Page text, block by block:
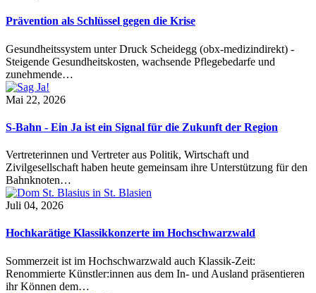
Prävention als Schlüssel gegen die Krise
Gesundheitssystem unter Druck Scheidegg (obx-medizindirekt) -
Steigende Gesundheitskosten, wachsende Pflegebedarfe und
zunehmende…
Mai 22, 2026
S-Bahn - Ein Ja ist ein Signal für die Zukunft der Region
Vertreterinnen und Vertreter aus Politik, Wirtschaft und
Zivilgesellschaft haben heute gemeinsam ihre Unterstützung für den
Bahnknoten…
Juli 04, 2026
Hochkarätige Klassikkonzerte im Hochschwarzwald
Sommerzeit ist im Hochschwarzwald auch Klassik-Zeit:
Renommierte Künstler:innen aus dem In- und Ausland präsentieren
ihr Können dem…